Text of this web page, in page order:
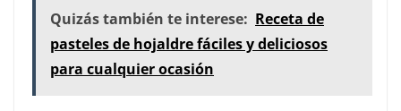
Quizás también te interese: Receta de
pasteles de hojaldre fáciles y deliciosos
para cualquier ocasión